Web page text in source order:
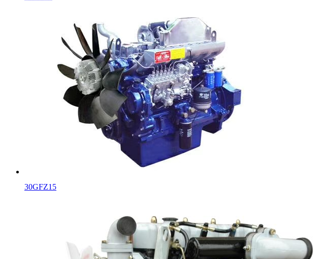
30GFZ15